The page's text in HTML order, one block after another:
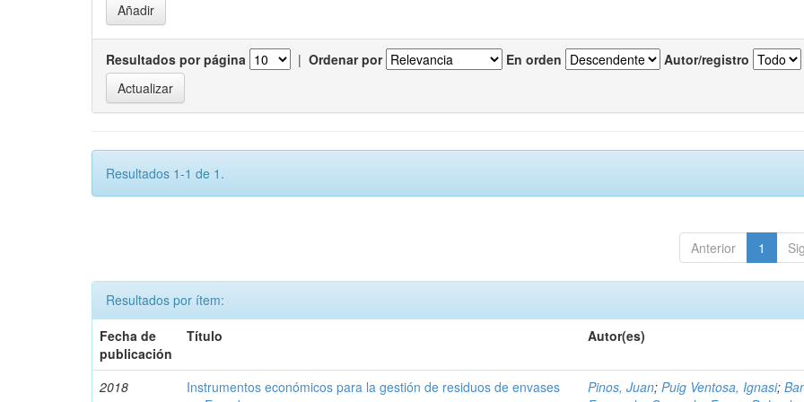
Resultados por página | Ordenar por En orden Autor/registro
Resultados 1-1 de 1.
Anterior 1
Resultados por ítem:
Fecha de
publicación
Título Autor(es)
2018
Instrumentos económicos para la gestión de residuos de envases
Pinos, Juan;Puig Ventosa, Ignasi;